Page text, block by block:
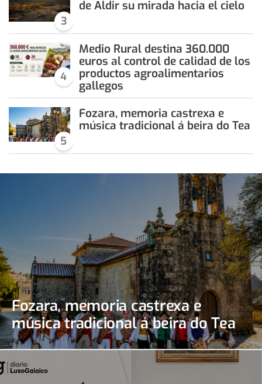
3
de Aldir su mirada hacia el cielo
4
Medio Rural destina 360.000
euros al control de calidad de los
productos agroalimentarios
gallegos
5
Fozara, memoria castrexa e
música tradicional á beira do Tea
Fozara, memoria castrexa e
música tradicional á beira do Tea